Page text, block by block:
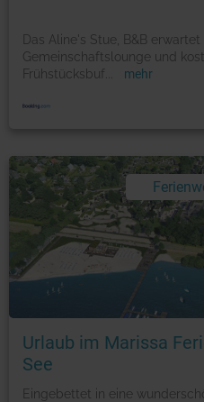
Das Aline's Stue, B&B
Gemeinschaftslounge und
Frühstücksbuf
mehr
Urlaub im Marissa
See
Eingebettet in eine